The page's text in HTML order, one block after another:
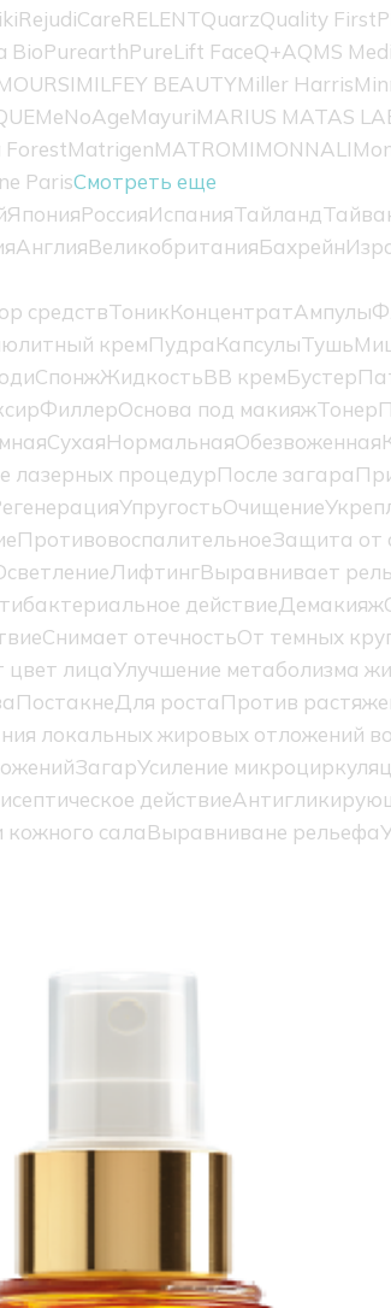
RejudiCareRELENTQuarzQuality First
BioPurearthPureLift FaceQ+AQMS
MILFEY BEAUTYMiller Harris
MeNoAgeMayuriMARIUS MATAS
ForestMatrigenMATROMIMONNALI
ParisСмотреть еще
ЯпонияРоссияИспанияТайланд
АнглияВеликобританияБахрейн
средствТоникКонцентратАмпулы
кремПудраКапсулыТушь
СпонжЖидкостьBB кремБустер
ФиллерОснова под макияжТонер
СухаяНормальнаяОбезвоженная
лазерных процедурПосле загара
УпругостьОчищение
ПротивовоспалительноеЗащита от
ЛифтингВыравнивает
действиеДемакияж
Снимает отечностьОт темных
цвет лицаУлучшение метаболизма
ПостакнеДля ростаПротив
локальных жировых отложений
ЗагарУсиление
действие
салаВыравниване рельефа